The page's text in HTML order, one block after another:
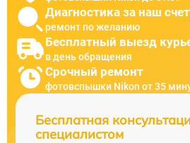
Диагностика за наш
ремонт по желанию
Бесплатный выезд
в день обращения
Срочный ремонт
фотовспышки Nikon от 35
Бесплатная
специалистом